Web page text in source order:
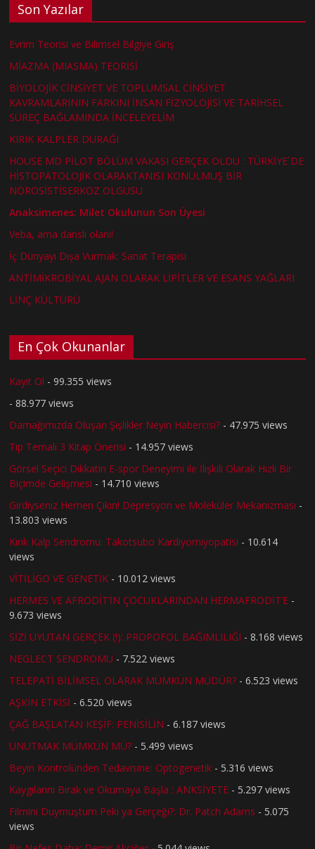
Son Yazılar
Evrim Teorisi ve Bilimsel Bilgiye Giriş
MİAZMA (MIASMA) TEORİSİ
BİYOLOJİK CİNSİYET VE TOPLUMSAL CİNSİYET
KAVRAMLARININ FARKINI İNSAN FİZYOLOJİSİ VE TARİHSEL
SÜREÇ BAĞLAMINDA İNCELEYELİM
KIRIK KALPLER DURAĞI
HOUSE MD PİLOT BÖLÜM VAKASI GERÇEK OLDU : TÜRKİYE´DE
HİSTOPATOLOJİK OLARAKTANISI KONULMUŞ BİR
NÖROSİSTİSERKOZ OLGUSU
Anaksimenes: Milet Okulunun Son Üyesi
Veba, ama danslı olanı!
İç Dünyayı Dışa Vurmak: Sanat Terapisi
ANTİMİKROBİYAL AJAN OLARAK LİPİTLER VE ESANS YAĞLARI
LİNÇ KÜLTÜRÜ
En Çok Okunanlar
Kayıt Ol - 99.355 views
- 88.977 views
Damağımızda Oluşan Şişlikler Neyin Habercisi? - 47.975 views
Tıp Temalı 3 Kitap Önerisi - 14.957 views
Görsel Seçici Dikkatin E-spor Deneyimi ile İlişkili Olarak Hızlı Bir
Biçimde Gelişmesi - 14.710 views
Girdiyseniz Hemen Çıkın! Depresyon ve Moleküler Mekanizması -
13.803 views
Kırık Kalp Sendromu: Takotsubo Kardiyomiyopatisi - 10.614
views
VİTİLİGO VE GENETİK - 10.012 views
HERMES VE AFRODİT’İN ÇOCUKLARINDAN HERMAFRODİT’E -
9.673 views
SİZİ UYUTAN GERÇEK (!): PROPOFOL BAĞIMLILIĞI - 8.168 views
NEGLECT SENDROMU - 7.522 views
TELEPATİ BİLİMSEL OLARAK MÜMKÜN MÜDÜR? - 6.523 views
AŞKIN ETKİSİ - 6.520 views
ÇAĞ BAŞLATAN KEŞİF: PENİSİLİN - 6.187 views
UNUTMAK MÜMKÜN MÜ? - 5.499 views
Beyin Kontrolünden Tedavisine: Optogenetik - 5.316 views
Kaygılarını Bırak ve Okumaya Başla : ANKSİYETE - 5.297 views
Filmini Duymuştum Peki ya Gerçeği?: Dr. Patch Adams - 5.075
views